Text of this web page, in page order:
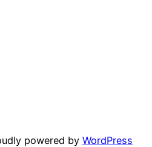
powered by WordPress